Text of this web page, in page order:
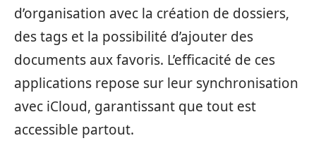
d’organisation avec la création de dossiers,
des tags et la possibilité d’ajouter des
documents aux favoris. L’efficacité de ces
applications repose sur leur synchronisation
avec iCloud, garantissant que tout est
accessible partout.